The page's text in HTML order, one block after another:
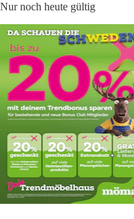
Nur noch heute gültig